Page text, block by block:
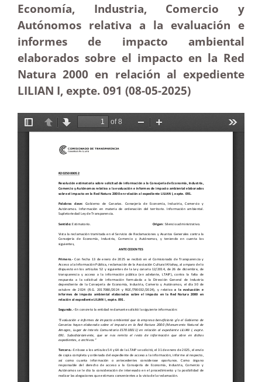
Economía, Industria, Comercio y
Autónomos relativa a la evaluación e
informes de impacto ambiental
elaborados sobre el impacto en la Red
Natura 2000 en relación al expediente
LILIAN I, expte. 091 (08-05-2025)